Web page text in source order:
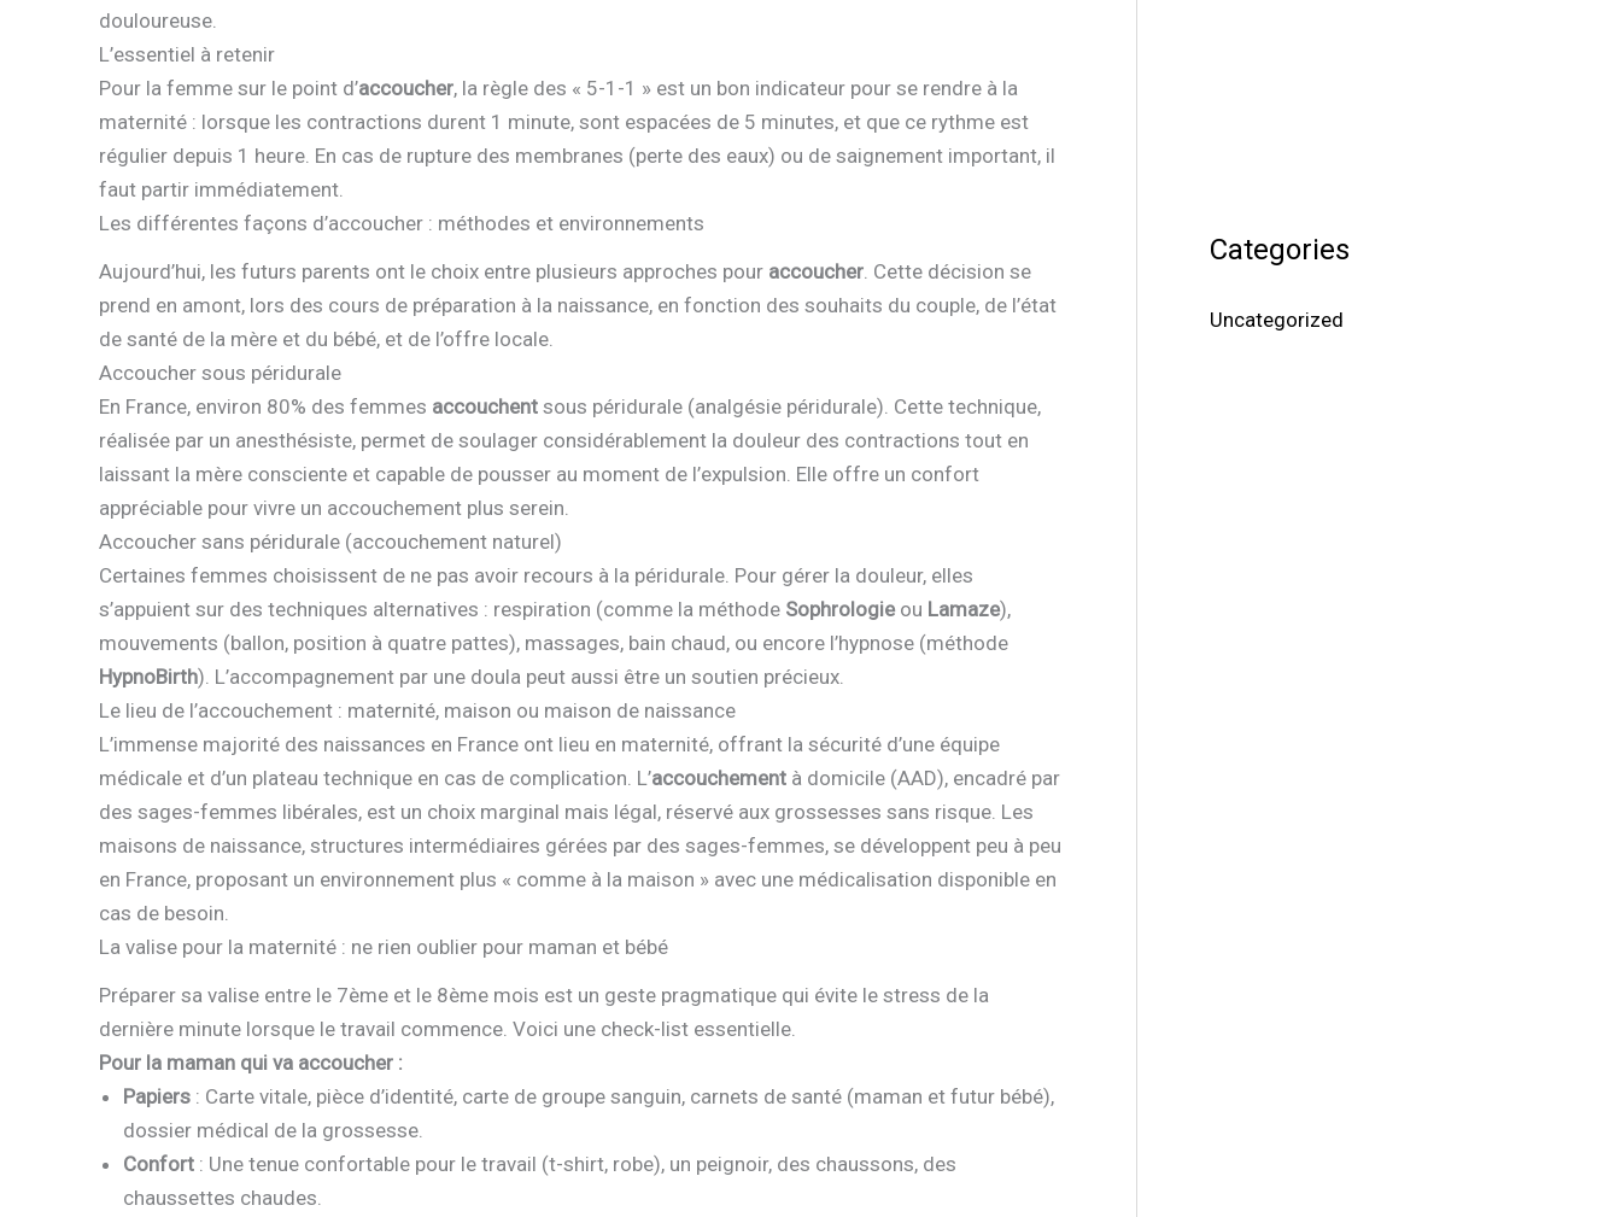
douloureuse.
L’essentiel à retenir
Pour la femme sur le point d’accoucher, la règle des « 5-1-1 » est un bon indicateur pour se rendre à la
maternité : lorsque les contractions durent 1 minute, sont espacées de 5 minutes, et que ce rythme est
régulier depuis 1 heure. En cas de rupture des membranes (perte des eaux) ou de saignement important, il
faut partir immédiatement.
Les différentes façons d’accoucher : méthodes et environnements
Aujourd’hui, les futurs parents ont le choix entre plusieurs approches pour accoucher . Cette décision se
prend en amont, lors des cours de préparation à la naissance, en fonction des souhaits du couple, de l’état
de santé de la mère et du bébé, et de l’offre locale.
Accoucher sous péridurale
En France, environ 80% des femmes accouchent sous péridurale (analgésie péridurale). Cette technique,
réalisée par un anesthésiste, permet de soulager considérablement la douleur des contractions tout en
laissant la mère consciente et capable de pousser au moment de l’expulsion. Elle offre un confort
appréciable pour vivre un accouchement plus serein.
Accoucher sans péridurale (accouchement naturel)
Certaines femmes choisissent de ne pas avoir recours à la péridurale. Pour gérer la douleur, elles
s’appuient sur des techniques alternatives : respiration (comme la méthode Sophrologieou Lamaze),
mouvements (ballon, position à quatre pattes), massages, bain chaud, ou encore l’hypnose (méthode
HypnoBirth). L’accompagnement par une doula peut aussi être un soutien précieux.
Le lieu de l’accouchement : maternité, maison ou maison de naissance
L’immense majorité des naissances en France ont lieu en maternité, offrant la sécurité d’une équipe
médicale et d’un plateau technique en cas de complication. L’accouchement à domicile (AAD), encadré par
des sages-femmes libérales, est un choix marginal mais légal, réservé aux grossesses sans risque. Les
maisons de naissance, structures intermédiaires gérées par des sages-femmes, se développent peu à peu
en France, proposant un environnement plus « comme à la maison » avec une médicalisation disponible en
cas de besoin.
La valise pour la maternité : ne rien oublier pour maman et bébé
Préparer sa valise entre le 7ème et le 8ème mois est un geste pragmatique qui évite le stress de la
dernière minute lorsque le travail commence. Voici une check-list essentielle.
Pour la maman qui va accoucher :
Papiers : Carte vitale, pièce d’identité, carte de groupe sanguin, carnets de santé (maman et futur bébé),
dossier médical de la grossesse.
Confort : Une tenue confortable pour le travail (t-shirt, robe), un peignoir, des chaussons, des
chaussettes chaudes.
Categories
Uncategorized